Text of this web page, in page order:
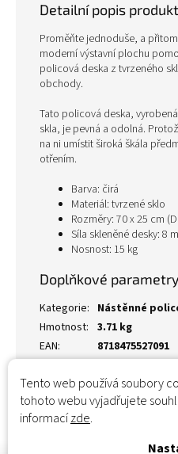
Tento web používá soubory
tohoto webu vyjadřujete
informacízde.
Detailní popis
Proměňte jednoduše, a
moderní výstavní plochu
policová deska z tvrzeného
obchody.
Tato policová deska,
skla, je pevná a odolná.
na ni umístit široká škála
otřením.
Barva: čirá
Materiál: tvrzené sklo
Rozměry: 70 x 25 cm (D
Síla skleněné desky: 8
Nosnost: 15 kg
Doplňkové parametry
Kategorie: Nástěnné
Hmotnost: 3.71 kg
EAN: 8718475527091